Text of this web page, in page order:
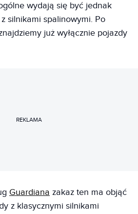
wydają się być jednak
silnikami spalinowymi. Po
już wyłącznie pojazdy
REKLAMA
Guardiana zakaz ten ma objąć
z klasycznymi silnikami